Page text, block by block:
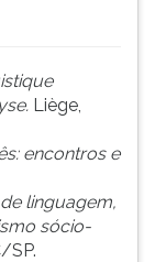
Liège,
encontros e
linguagem,
sócio-
SP.